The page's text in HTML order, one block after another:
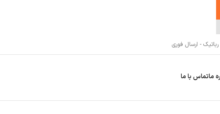
- ارسال فوری
ماتماس با ما